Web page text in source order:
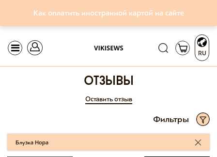
Как оплатить иностранной картой на сайте
RU
отзывы
Оставить отзыв
Фильтры
Блузка Нора